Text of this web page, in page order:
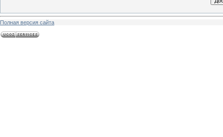
Полная версия сайта